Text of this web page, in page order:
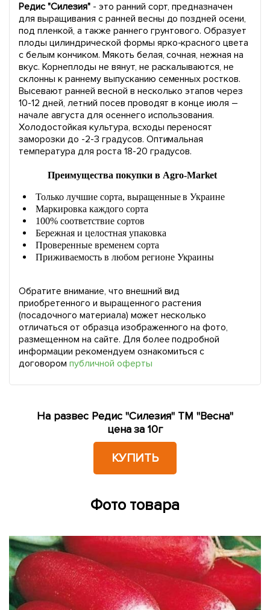
Редис "Силезия" - это ранний сорт, предназначен
для выращивания с ранней весны до поздней осени,
под пленкой, а также раннего грунтового. Образует
плоды цилиндрической формы ярко-красного цвета
с белым кончиком. Мякоть белая, сочная, нежная на
вкус. Корнеплоды не вянут, не раскалываются, не
склонны к раннему выпусканию семенных ростков.
Высевают ранней весной в несколько этапов через
10-12 дней, летний посев проводят в конце июля –
начале августа для осеннего использования.
Холодостойкая культура, всходы переносят
заморозки до -2-3 градусов. Оптимальная
температура для роста 18-20 градусов.
Преимущества покупки в Agro-Market
Только лучшие сорта, выращенные в Украине
Маркировка каждого сорта
100% соответствие сортов
Бережная и целостная упаковка
Проверенные временем сорта
Приживаемость в любом регионе Украины
Обратите внимание, что внешний вид
приобретенного и выращенного растения
(посадочного материала) может несколько
отличаться от образца изображенного на фото,
размещенном на сайте. Для более подробной
информации рекомендуем ознакомиться с
договором публичной оферты
На развес Редис "Силезия" ТМ "Весна"
цена за 10г
КУПИТЬ
Фото товара